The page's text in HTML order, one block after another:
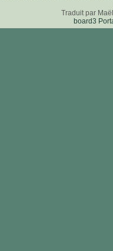
Traduit par
board3